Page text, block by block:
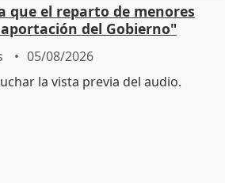
que el reparto de menores
del Gobierno"
05/08/2026